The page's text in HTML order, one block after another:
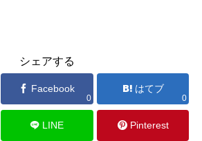
シェアする
Facebook
0
はてブ
0
LINE Pinterest